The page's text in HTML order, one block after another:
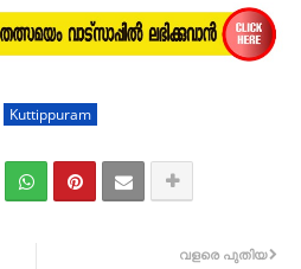
Kuttippuram
വളരെ പുതിയ